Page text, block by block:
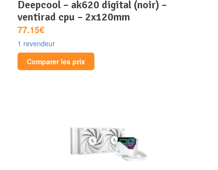
deepcool – ak620 digital (noir) –
ventirad cpu – 2x120mm
77.15€
1 revendeur
Comparer les prix